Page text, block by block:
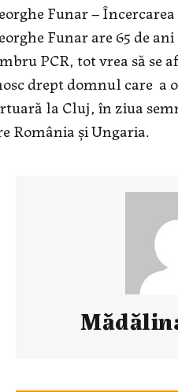
Funar –
Funar are 65 de
PCR, tot vrea să se
drept domnul care a
la Cluj, în ziua
România și Ungaria.